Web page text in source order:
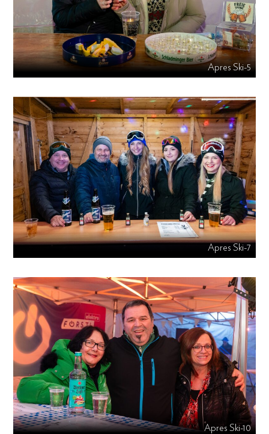
Apres Ski-5
Apres Ski-7
Apres Ski-10